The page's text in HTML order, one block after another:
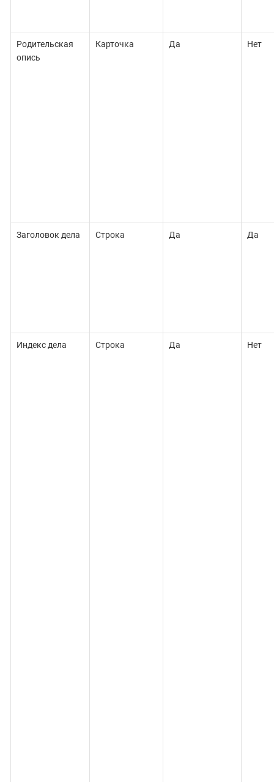
Родительская
опись
Карточка Да Нет
Заголовок дела Строка Да Да
Индекс дела Строка Да Нет